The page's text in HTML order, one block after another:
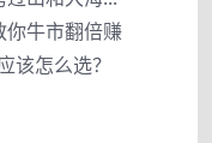
你牛市翻倍赚
该怎么选？